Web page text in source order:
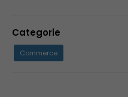
Categorie
Commerce